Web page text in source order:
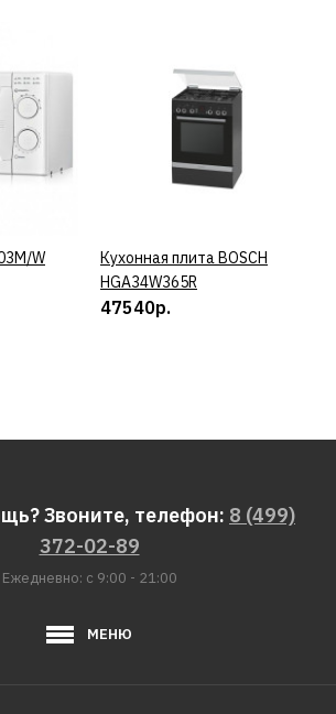
W КУПИТЬ
Кухонная плита BOSCH
HGA34W365R
47540р.
Звоните, телефон: 8 (499)
372-02-89
Ежедневно: с 9:00 - 21:00
МЕНЮ